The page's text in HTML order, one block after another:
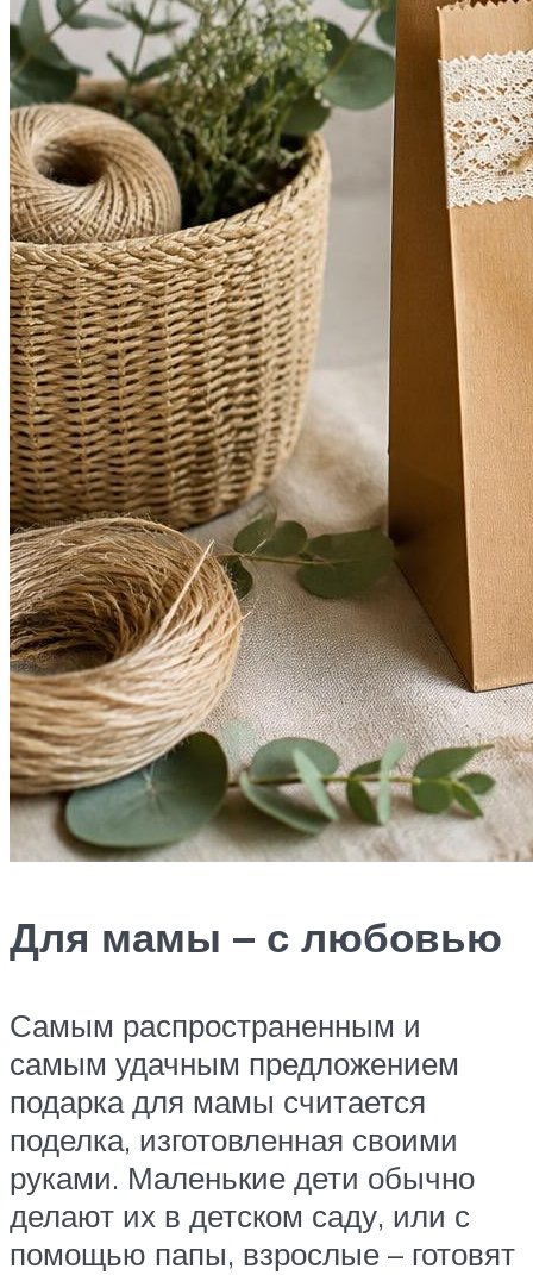
Для мамы – с любовью
Самым распространенным и
самым удачным предложением
подарка для мамы считается
поделка, изготовленная своими
руками. Маленькие дети обычно
делают их в детском саду, или с
помощью папы, взрослые – готовят